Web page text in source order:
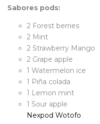
Sabores pods:
2 Forest berries
2 Mint
2 Strawberry Mango
2 Grape apple
1 Watermelon ice
1 Piña colada
1 Lemon mint
1 Sour apple
Nexpod Wotofo